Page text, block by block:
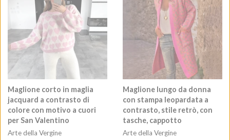
Maglione corto in maglia
jacquard a contrasto di
colore con motivo a cuori
per San Valentino
Arte della Vergine
Maglione lungo da donna
con stampa leopardata a
contrasto, stile retrò, con
tasche, cappotto
Arte della Vergine